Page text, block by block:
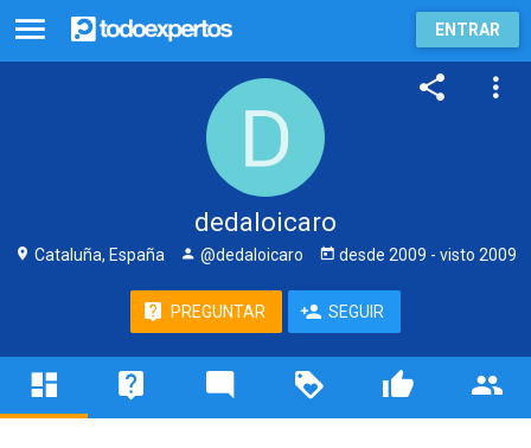
ENTRAR
dedaloicaro
Cataluña, España @dedaloicaro desde 2009 - visto 2009
PREGUNTAR SEGUIR